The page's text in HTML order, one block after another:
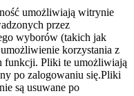
umożliwiają witrynie
przez
wyborów (takich jak
korzystania z
funkcji. Pliki te umożliwiają
po zalogowaniu się.Pliki
są usuwane po